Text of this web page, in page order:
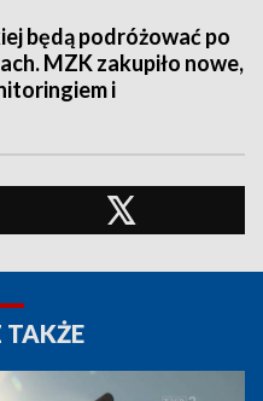
będą podróżować po
MZK zakupiło nowe,
i
TAKŻE